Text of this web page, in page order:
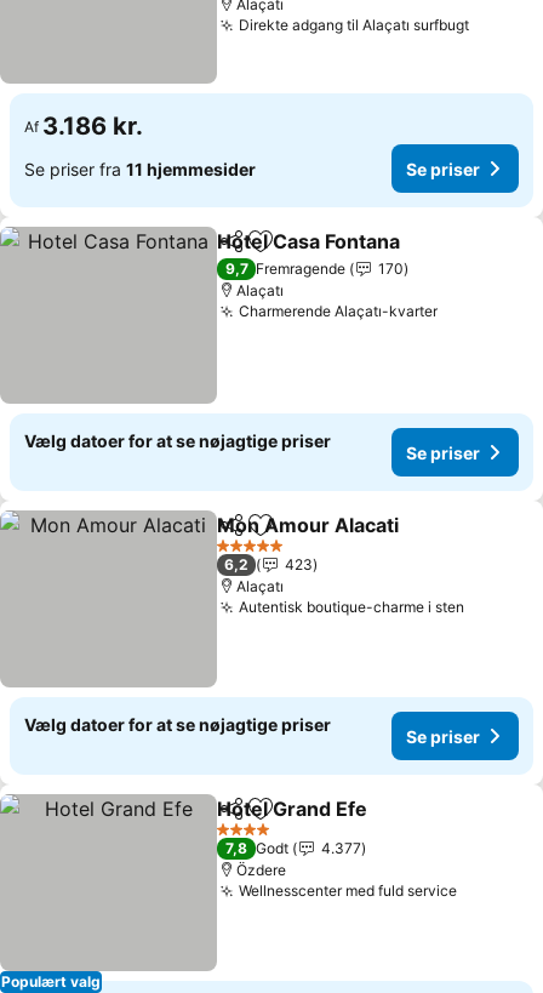
Alaçatı
Direkte adgang til Alaçatı surfbugtSe
Af 3.186 kr.
Se priser fra 11 hjemmesider Se priser
Del Føj til favoritter
Hotel Casa Fontana
9,7 Fremragende
170
Alaçatı
Charmerende Alaçatı-kvarterSe priser
Vælg datoer for at se nøjagtige priser
Se priser
Del Føj til favoritter
Mon Amour Alacati
5 Stjerner
6,2
423
Alaçatı
Autentisk boutique-charme i sten
Vælg datoer for at se nøjagtige priser
Se priser
Populært valg
Del Føj til favoritter
Hotel Grand Efe
4 Stjerner
7,8 Godt
4.377
Özdere
Wellnesscenter med fuld serviceSe priser